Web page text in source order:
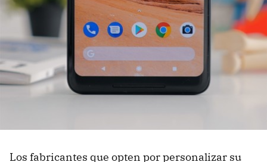
Los fabricantes que opten por personalizar su